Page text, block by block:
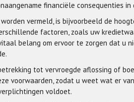
financiële consequenties in
vermeld, is bijvoorbeeld de
factoren, zoals uw
belang om ervoor te zorgen dat u
tot vervroegde aflossing of
voorwaarden, zodat u weet wat er
voldoet.